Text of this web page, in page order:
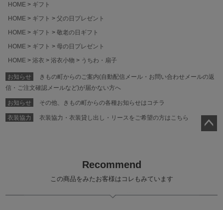
HOME
ギフト
HOME
ギフト
父の日プレゼント
HOME
ギフト
敬老の日ギフト
HOME
ギフト
母の日プレゼント
HOME
浴衣 浴衣小物 うちわ・扇子
お知らせ
きもの町からのご案内(自動配信メール・お問い合わせメールの返
信・ご注文確認メールなど)が届かない方へ
お知らせ その他、きもの町からの各種お知らせはコチラ
衣装協力 衣装協力・衣装貸し出し・リースをご希望の方はこちら
Recommend
この商品をみたお客様はコレもみています